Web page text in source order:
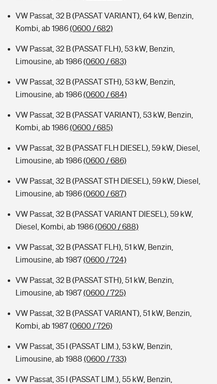
VW Passat, 32 B (PASSAT VARIANT), 64 kW, Benzin,
Kombi, ab 1986(0600 / 682)
VW Passat, 32 B (PASSAT FLH), 53 kW, Benzin,
Limousine, ab 1986(0600 / 683)
VW Passat, 32 B (PASSAT STH), 53 kW, Benzin,
Limousine, ab 1986(0600 / 684)
VW Passat, 32 B (PASSAT VARIANT), 53 kW, Benzin,
Kombi, ab 1986(0600 / 685)
VW Passat, 32 B (PASSAT FLH DIESEL), 59 kW, Diesel,
Limousine, ab 1986(0600 / 686)
VW Passat, 32 B (PASSAT STH DIESEL), 59 kW, Diesel,
Limousine, ab 1986(0600 / 687)
VW Passat, 32 B (PASSAT VARIANT DIESEL), 59 kW,
Diesel, Kombi, ab 1986(0600 / 688)
VW Passat, 32 B (PASSAT FLH), 51 kW, Benzin,
Limousine, ab 1987(0600 / 724)
VW Passat, 32 B (PASSAT STH), 51 kW, Benzin,
Limousine, ab 1987(0600 / 725)
VW Passat, 32 B (PASSAT VARIANT), 51 kW, Benzin,
Kombi, ab 1987(0600 / 726)
VW Passat, 35 I (PASSAT LIM.), 53 kW, Benzin,
Limousine, ab 1988 (0600 / 733)
VW Passat, 35 I (PASSAT LIM.), 55 kW, Benzin,